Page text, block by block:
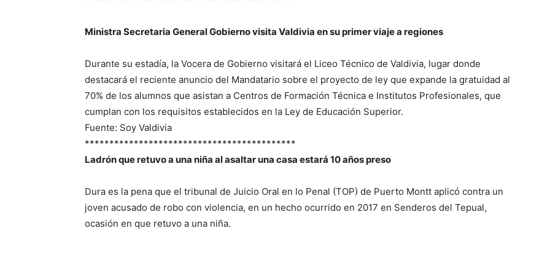
Ministra Secretaria General Gobierno visita Valdivia en su primer viaje a regiones
Durante su estadía, la Vocera de Gobierno visitará el Liceo Técnico de Valdivia, lugar donde
destacará el reciente anuncio del Mandatario sobre el proyecto de ley que expande la gratuidad al
70% de los alumnos que asistan a Centros de Formación Técnica e Institutos Profesionales, que
cumplan con los requisitos establecidos en la Ley de Educación Superior.
Fuente: Soy Valdivia
*******************************************
Ladrón que retuvo a una niña al asaltar una casa estará 10 años preso
Dura es la pena que el tribunal de Juicio Oral en lo Penal (TOP) de Puerto Montt aplicó contra un
joven acusado de robo con violencia, en un hecho ocurrido en 2017 en Senderos del Tepual,
ocasión en que retuvo a una niña.